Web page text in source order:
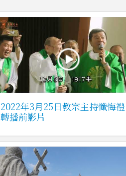
2022年3月25日教宗主持懺悔禮
轉播前影片